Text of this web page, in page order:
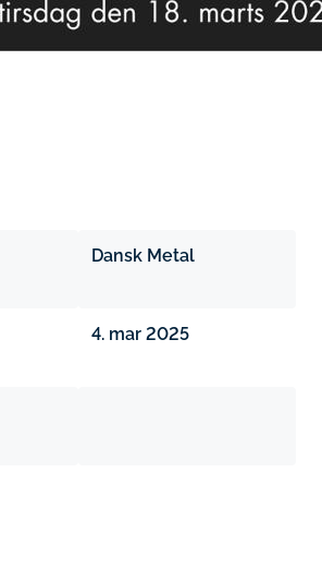
Dansk Metal
4. mar 2025